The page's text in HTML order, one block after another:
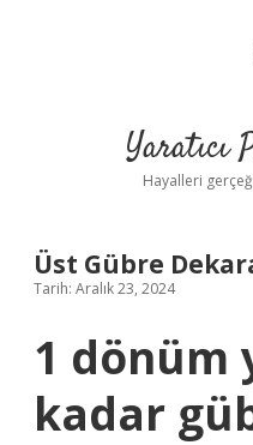
Yaratıcı
Hayalleri
Üst Gübre
Tarih: Aralık 23, 2024
1 dönüm
kadar